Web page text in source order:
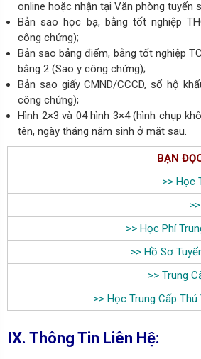
online hoặc nhận tại Văn phòng tuyển
Bản sao học bạ, bằng tốt nghiệp
công chứng);
Bản sao bảng điểm, bằng tốt nghiệp
bằng 2 (Sao y công chứng);
Bản sao giấy CMND/CCCD, sổ hộ
công chứng);
Hình 2×3 và 04 hình 3×4 (hình chụp
tên, ngày tháng năm sinh ở mặt sau.
BẠN
>> Học
>>
>> Học Phí
>> Hồ Sơ
>> Trung
>> Học Trung Cấp Thú
IX. Thông Tin Liên Hệ: